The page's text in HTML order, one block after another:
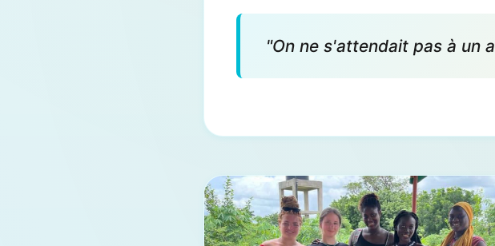
"On ne s'attendait pas à un